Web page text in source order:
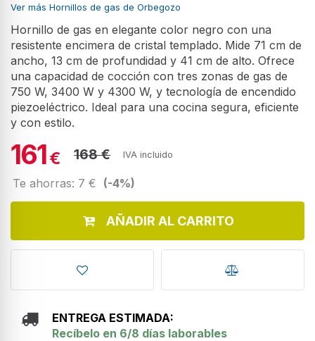
Ver más Hornillos de gas de Orbegozo
Hornillo de gas en elegante color negro con una
resistente encimera de cristal templado. Mide 71 cm de
ancho, 13 cm de profundidad y 41 cm de alto. Ofrece
una capacidad de cocción con tres zonas de gas de
750 W, 3400 W y 4300 W, y tecnología de encendido
piezoeléctrico. Ideal para una cocina segura, eficiente
y con estilo.
161€ 168 € IVA incluido
Te ahorras: 7 € (-4%)
AÑADIR AL CARRITO
ENTREGA ESTIMADA:
Recíbelo en 6/8 días laborables